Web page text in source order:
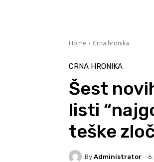
Home Crna hronika
CRNA HRONIKA
Šest
listi
teške
By Administrator